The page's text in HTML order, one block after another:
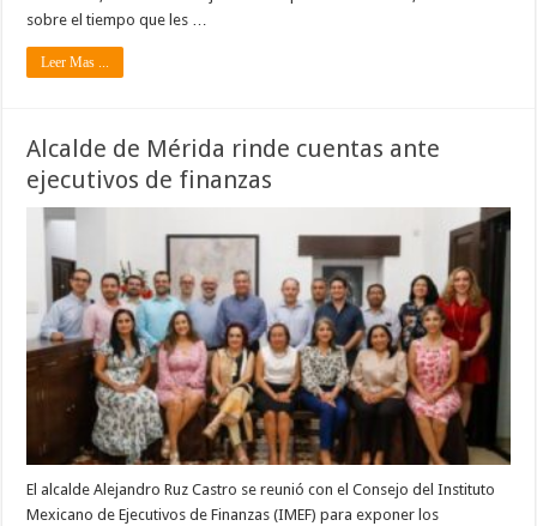
sobre el tiempo que les …
Leer Mas ...
Alcalde de Mérida rinde cuentas ante
ejecutivos de finanzas
El alcalde Alejandro Ruz Castro se reunió con el Consejo del Instituto
Mexicano de Ejecutivos de Finanzas (IMEF) para exponer los